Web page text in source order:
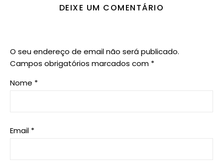
DEIXE UM COMENTÁRIO
O seu endereço de email não será publicado.
Campos obrigatórios marcados com *
Nome *
Email *